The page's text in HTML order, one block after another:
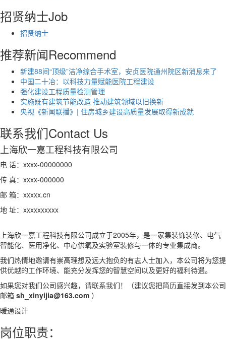
招贤纳士Job
招贤纳士
推荐新闻Recommend
新建88间“顶级”洁净综合手术室，安贞医院通州院区新消息来了
中国二十冶：以科技力量赋能医院工程建设
强化建设工程质量检测管理
实施既有建筑节能改造 推动建筑领域以旧换新
央视《新闻联播》| 住房城乡建设高质量发展取得新成就
联系我们Contact Us
上海欣一嘉工程科技有限公司
电 话：xxxx-00000000
传 真：xxxx-000000
邮 箱：xxxxx.cn
地 址：xxxxxxxxxx
上海欣一嘉工程科技有限公司成立于2005年，是一家集装饰装修、电气
智能化、医用净化、中心供氧及实验室装修与一体的专业集成商。
我们热情地邀请有崇高理想及远大抱负的有志人士加入，本公司将为您提
供优越的工作环境、能充分发挥您的智慧空间以及更好的福利待遇。
如果您对我们公司感兴趣，请联系我们！（建议您把简历直接发到本公司
邮箱 sh_xinyijia@163.com ）
暖通设计
岗位职责：